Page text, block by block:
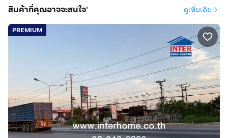
สินค้าที่คุณอาจจะสนใจ' ดูเพิ่มเติม
PREMIUM